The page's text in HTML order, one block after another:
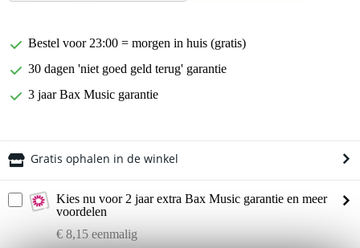
Bestel voor 23:00 = morgen in huis (gratis)
30 dagen 'niet goed geld terug' garantie
3 jaar Bax Music garantie
Gratis ophalen in de winkel
Kies nu voor 2 jaar extra Bax Music garantie en meer
voordelen
€ 8,15 eenmalig